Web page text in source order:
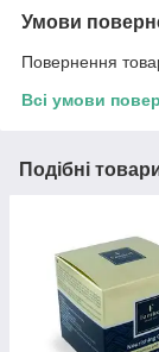
Умови
Повернення
Всі умови
Подібні